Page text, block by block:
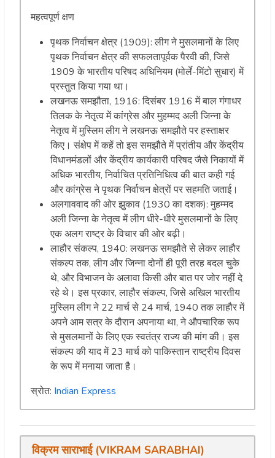
महत्वपूर्ण क्षण
पृथक निर्वाचन क्षेत्र (1909): लीग ने मुसलमानों के लिए
पृथक निर्वाचन क्षेत्र की सफलतापूर्वक पैरवी की, जिसे
1909 के भारतीय परिषद अधिनियम (मोर्ले-मिंटो सुधार) में
प्रस्तुत किया गया था।
लखनऊ समझौता, 1916: दिसंबर 1916 में बाल गंगाधर
तिलक के नेतृत्व में कांग्रेस और मुहम्मद अली जिन्ना के
नेतृत्व में मुस्लिम लीग ने लखनऊ समझौते पर हस्ताक्षर
किए। संक्षेप में कहें तो इस समझौते में प्रांतीय और केंद्रीय
विधानमंडलों और केंद्रीय कार्यकारी परिषद जैसे निकायों में
अधिक भारतीय, निर्वाचित प्रतिनिधित्व की बात कही गई
और कांग्रेस ने पृथक निर्वाचन क्षेत्रों पर सहमति जताई।
अलगाववाद की ओर झुकाव (1930 का दशक): मुहम्मद
अली जिन्ना के नेतृत्व में लीग धीरे-धीरे मुसलमानों के लिए
एक अलग राष्ट्र के विचार की ओर बढ़ी।
लाहौर संकल्प, 1940: लखनऊ समझौते से लेकर लाहौर
संकल्प तक, लीग और जिन्ना दोनों ही पूरी तरह बदल चुके
थे, और विभाजन के अलावा किसी और बात पर जोर नहीं दे
रहे थे। इस प्रकार, लाहौर संकल्प, जिसे अखिल भारतीय
मुस्लिम लीग ने 22 मार्च से 24 मार्च, 1940 तक लाहौर में
अपने आम सत्र के दौरान अपनाया था, ने औपचारिक रूप
से मुसलमानों के लिए एक स्वतंत्र राज्य की मांग की। इस
संकल्प की याद में 23 मार्च को पाकिस्तान राष्ट्रीय दिवस
के रूप में मनाया जाता है।
स्रोत: Indian Express
विक्रम साराभाई (VIKRAM SARABHAI)